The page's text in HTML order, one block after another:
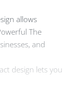
allows
The
and
design lets you